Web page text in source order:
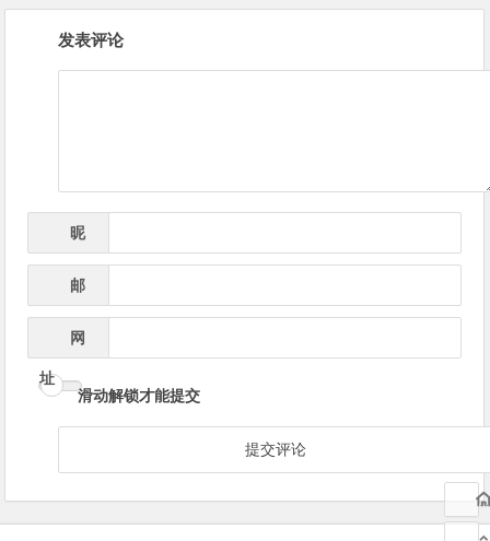
发表评论
昵
邮
网
址
滑动解锁才能提交